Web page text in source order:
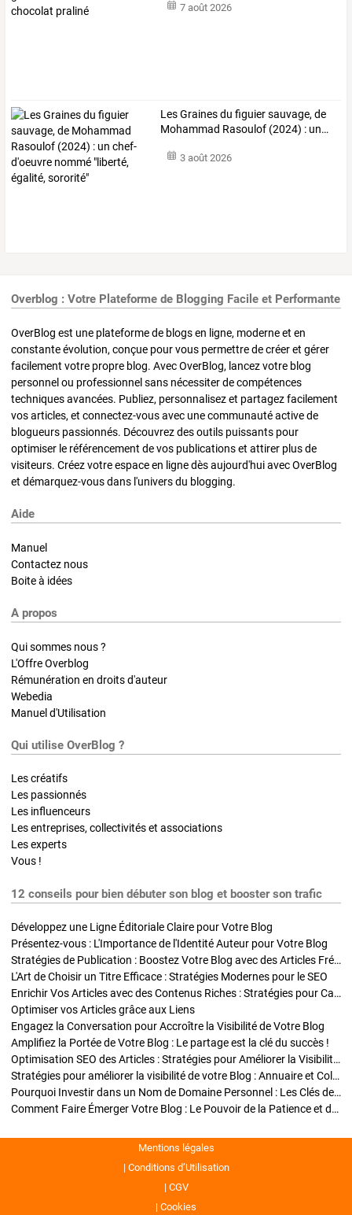
7 août 2026
LesGrainesdu figuiersauvage,de
Mohammad Rasoulof (2024) : un…
3 août 2026
Overblog : Votre Plateforme de Blogging Facile et Performante
OverBlog est une plateforme de blogs en ligne, moderne et en
constante évolution, conçue pour vous permettre de créer et gérer
facilement votre propre blog. Avec OverBlog, lancez votre blog
personnel ou professionnel sans nécessiter de compétences
techniques avancées. Publiez, personnalisez et partagez facilement
vos articles, et connectez-vous avec une communauté active de
blogueurs passionnés. Découvrez des outils puissants pour
optimiser le référencement de vos publications et attirer plus de
visiteurs. Créez votre espace en ligne dès aujourd'hui avec OverBlog
et démarquez-vous dans l'univers du blogging.
Aide
Manuel
Contactez nous
Boite à idées
A propos
Qui sommes nous ?
L'Offre Overblog
Rémunération en droits d'auteur
Webedia
Manuel d'Utilisation
Qui utilise OverBlog ?
Les créatifs
Les passionnés
Les influenceurs
Les entreprises, collectivités et associations
Les experts
Vous !
12 conseils pour bien débuter son blog et booster son trafic
Développez une Ligne Éditoriale Claire pour Votre Blog
Présentez-vous : L'Importance de l'Identité Auteur pour Votre Blog
Stratégies de Publication : Boostez Votre Blog avec des Articles Fréquents et Exclusifs
L'Art de Choisir un Titre Efficace : Stratégies Modernes pour le SEO
Enrichir Vos Articles avec des Contenus Riches : Stratégies pour Captiver et Optimiser
Optimiser vos Articles grâce aux Liens
Engagez la Conversation pour Accroître la Visibilité de Votre Blog
Amplifiez la Portée de Votre Blog : Le partage est la clé du succès !
Optimisation SEO des Articles : Stratégies pour Améliorer la Visibilité de Votre Blog
Stratégies pour améliorer la visibilité de votre Blog : Annuaire et Collaborations
Pourquoi Investir dans un Nom de Domaine Personnel : Les Clés de la Réussite de Votre Blog
Comment Faire Émerger Votre Blog : Le Pouvoir de la Patience et de la Persévérance
Mentions légales
Conditions d’Utilisation
CGV
Cookies